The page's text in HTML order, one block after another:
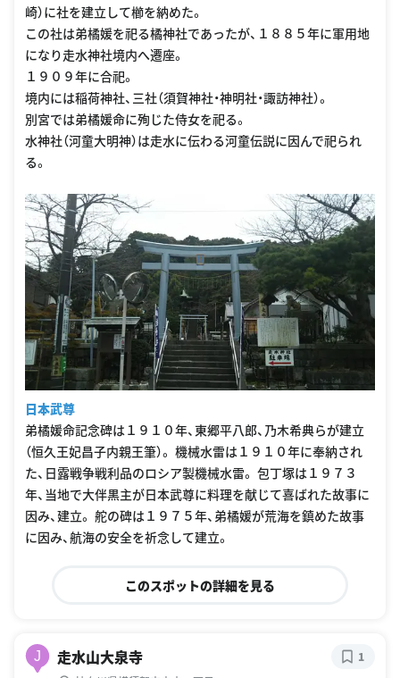
崎）に社を建立して櫛を納めた。
この社は弟橘媛を祀る橘神社であったが、１８８５年に軍用地
になり走水神社境内へ遷座。
１９０９年に合祀。
境内には稲荷神社、三社（須賀神社・神明社・諏訪神社）。
別宮では弟橘媛命に殉じた侍女を祀る。
水神社（河童大明神）は走水に伝わる河童伝説に因んで祀られ
る。
日本武尊
弟橘媛命記念碑は１９１０年、東郷平八郎、乃木希典らが建立
（恒久王妃昌子内親王筆）。 機械水雷は１９１０年に奉納され
た、日露戦争戦利品のロシア製機械水雷。 包丁塚は１９７３
年、当地で大伴黒主が日本武尊に料理を献じて喜ばれた故事に
因み、建立。 舵の碑は１９７５年、弟橘媛が荒海を鎮めた故事
に因み、航海の安全を祈念して建立。
このスポットの詳細を見る
J 走水山大泉寺 1